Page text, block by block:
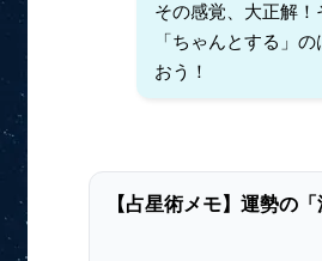
その感覚、大正解！
「ちゃんとする」
おう！
【占星術メモ】運勢の